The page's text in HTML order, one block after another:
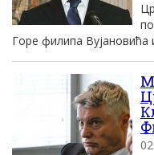
Горе филипа Вуjановића